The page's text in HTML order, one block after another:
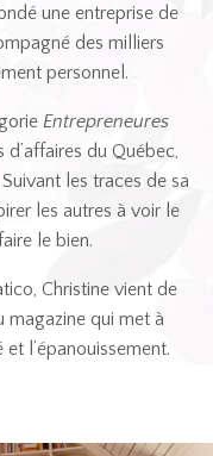
une entreprise de
des milliers
personnel.
Entrepreneures
d’affaires du Québec,
les traces de sa
les autres à voir le
le bien.
Christine vient de
magazine qui met à
et l’épanouissement.